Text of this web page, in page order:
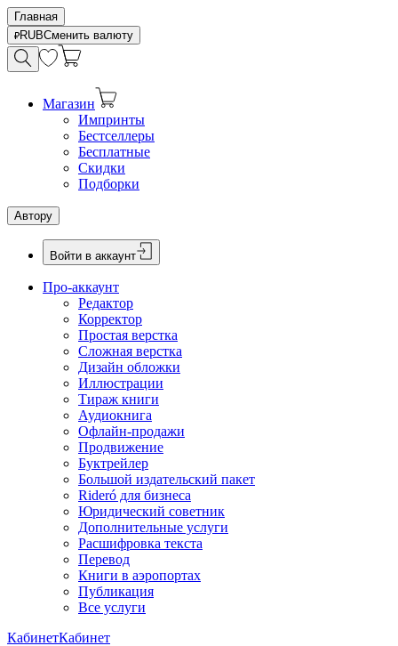
Главная
RUBСменить валюту
Магазин
Импринты
Бестселлеры
Бесплатные
Скидки
Подборки
Автору
Войти в аккаунт
Про-аккаунт
Редактор
Корректор
Простая верстка
Сложная верстка
Дизайн обложки
Иллюстрации
Тираж книги
Аудиокнига
Офлайн-продажи
Продвижение
Буктрейлер
Большой издательский пакет
Rideró для бизнеса
Юридический советник
Дополнительные услуги
Расшифровка текста
Перевод
Книги в аэропортах
Публикация
Все услуги
КабинетКабинет